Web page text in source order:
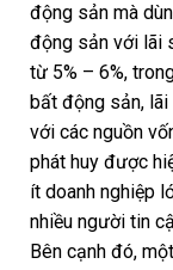
động sản mà
động sản với lãi
từ 5% – 6%,
bất động sản,
với các nguồn
phát huy được
ít doanh nghiệp
nhiều người tin
Bên cạnh đó,